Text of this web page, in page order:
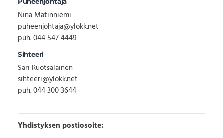
Nina Matinniemi
puheenjohtaja@ylokk.net
puh. 044 547 4449
Sihteeri
Sari Ruotsalainen
sihteeri@ylokk.net
puh. 044 300 3644
Yhdistyksen postiosoite: